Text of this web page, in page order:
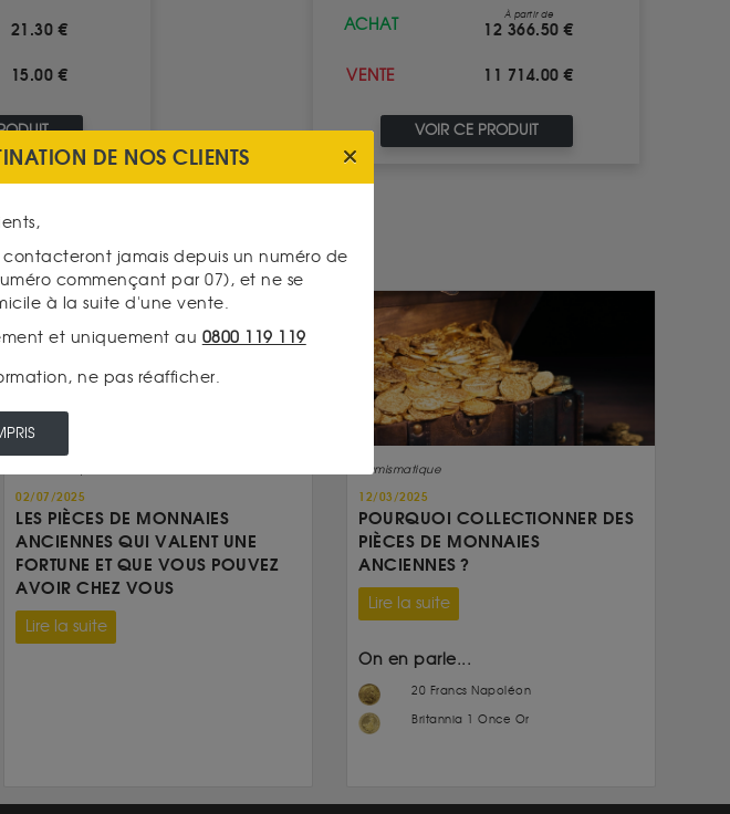
21.30 €
15.00 €
ACHAT
À partir de
12 366.50 €
VENTE 11 714.00 €
VOIR CE PRODUIT
02/07/2025
LES PIÈCES DE MONNAIES
ANCIENNES QUI VALENT UNE
FORTUNE ET QUE VOUS POUVEZ
AVOIR CHEZ VOUS
Lire la suite
Numismatique
12/03/2025
POURQUOI COLLECTIONNER DES
PIÈCES DE MONNAIES
ANCIENNES ?
Lire la suite
On en parle...
20 Francs Napoléon
Britannia 1 Once Or
DE NOS CLIENTS
contacteront jamais depuis un numéro de
commençant par 07), et ne se
à la suite d'une vente.
et uniquement au 0800 119 119
ne pas réafficher.